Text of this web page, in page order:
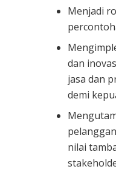
Menjadi
dan
jasa dan
demi
nilai